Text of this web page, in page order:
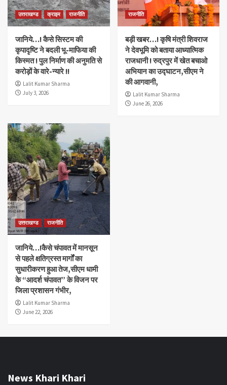
उत्तराखण्ड क्राइम राजनीति
जानिये…! कैसे सिस्टम की
कृपादृष्टि ने बदली भू-माफिया की
किस्मत ! पुल निर्माण की अनुमति से
करोड़ों के वारे-न्यारे !!
Lalit Kumar Sharma
July 3, 2026
राजनीति
बड़ी खबर…! कृषि मंत्री शिवराज
ने देवभूमि को बताया आध्यात्मिक
राजधानी ! रुद्रपुर में खेत बचाओ
अभियान का उद्घाटन,सीएम ने
की आगवानी,
Lalit Kumar Sharma
June 26, 2026
उत्तराखण्ड राजनीति
जानिये…!कैसे चंपावत में मानसून
से पहले क्षतिग्रस्त मार्गों का
सुधारीकरण हुआ तेज,सीएम धामी
के “आदर्श चंपावत” के विजन पर
जिला प्रशासन गंभीर,
Lalit Kumar Sharma
June 22, 2026
News Khari Khari